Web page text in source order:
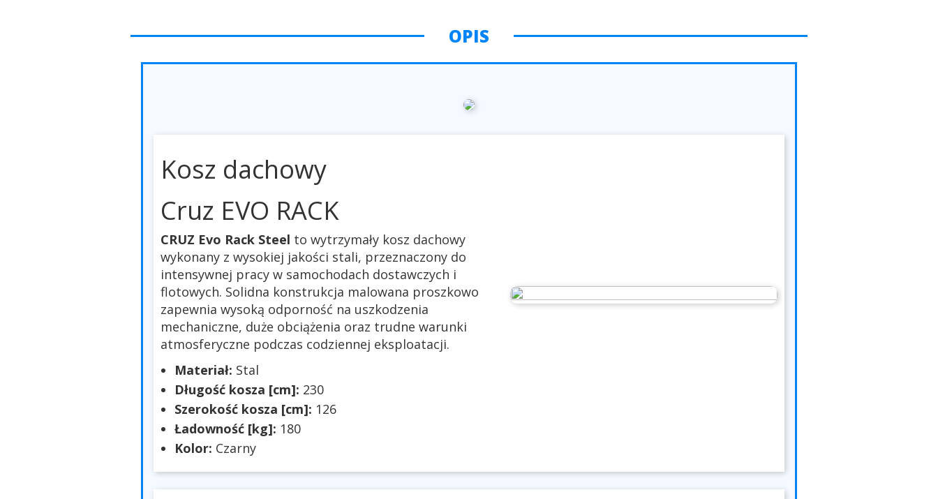
OPIS
Kosz dachowy
Cruz EVO RACK
CRUZ Evo Rack Steel to wytrzymały kosz dachowy
wykonany z wysokiej jakości stali, przeznaczony do
intensywnej pracy w samochodach dostawczych i
flotowych. Solidna konstrukcja malowana proszkowo
zapewnia wysoką odporność na uszkodzenia
mechaniczne, duże obciążenia oraz trudne warunki
atmosferyczne podczas codziennej eksploatacji.
Materiał: Stal
Długość kosza [cm]: 230
Szerokość kosza [cm]: 126
Ładowność [kg]: 180
Kolor: Czarny